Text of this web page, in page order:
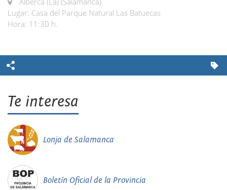
Lugar: Casa del Parque Natural Las Batuecas
Hora: 11:30 h.
Te interesa
Lonja de Salamanca
Boletín Oficial de la Provincia